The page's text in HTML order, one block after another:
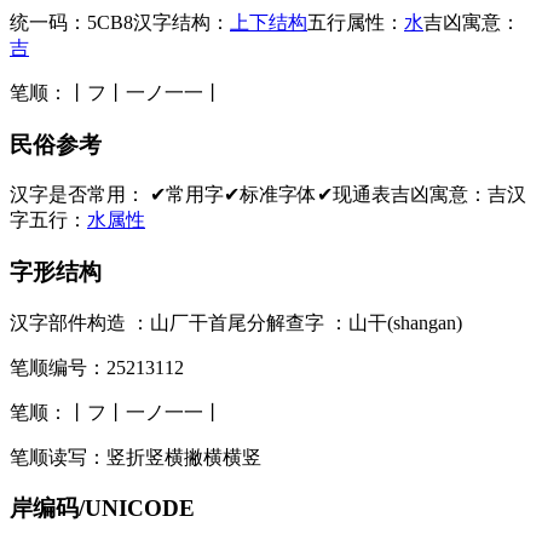
统一码： 5CB8汉字结构： 上下结构五行属性： 水吉凶寓意：
吉
笔顺： 丨フ丨一ノ一一丨
民俗参考
汉字是否常用： ✔常用字✔标准字体✔现通表吉凶寓意： 吉汉
字五行： 水属性
字形结构
汉字部件构造 ： 山厂干首尾分解查字 ： 山干(shangan)
笔顺编号： 25213112
笔顺： 丨フ丨一ノ一一丨
笔顺读写： 竖折竖横撇横横竖
岸编码/UNICODE